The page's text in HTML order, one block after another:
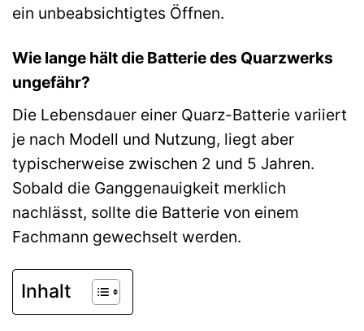
ein unbeabsichtigtes Öffnen.
Wie lange hält die Batterie des Quarzwerks
ungefähr?
Die Lebensdauer einer Quarz-Batterie variiert
je nach Modell und Nutzung, liegt aber
typischerweise zwischen 2 und 5 Jahren.
Sobald die Ganggenauigkeit merklich
nachlässt, sollte die Batterie von einem
Fachmann gewechselt werden.
Inhalt